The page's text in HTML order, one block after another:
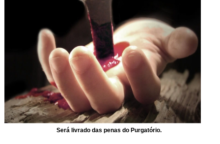
Será livrado das penas do Purgatório.